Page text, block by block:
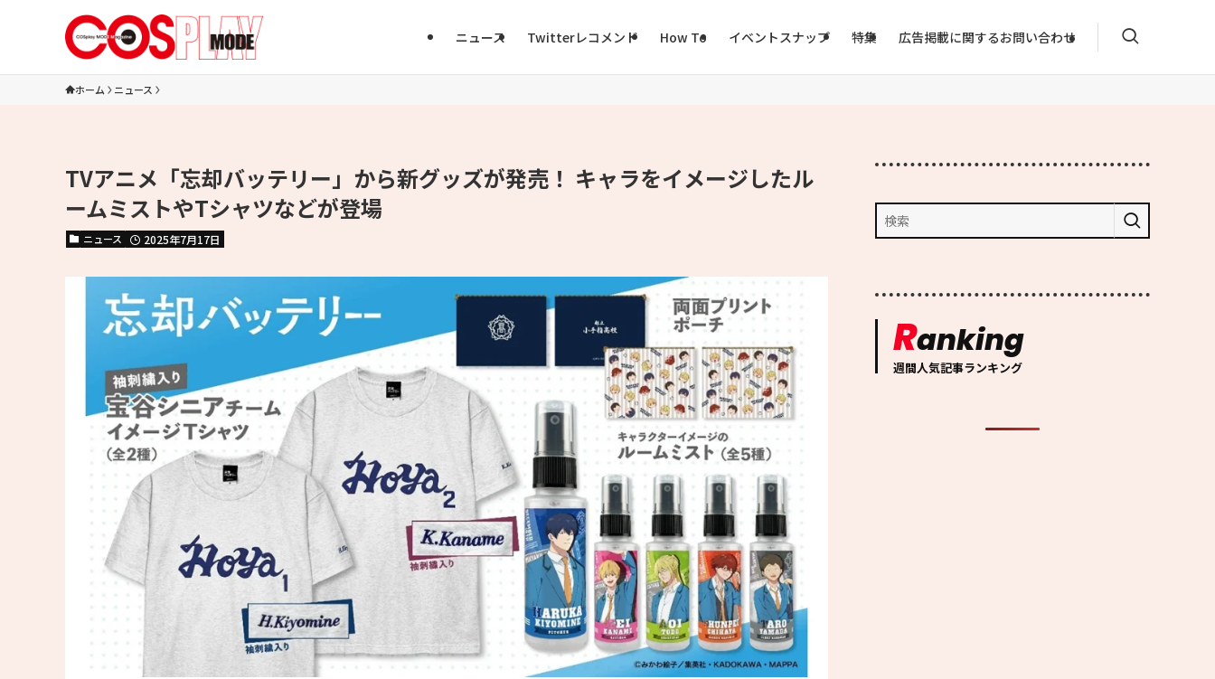
ニュース Twitterレコメンド How To イベントスナップ 特集 広告掲載に関するお問い合わせ
ホーム ニュース
TVアニメ「忘却バッテリー」から新グッズが発売！ キャラをイメージしたル
ームミストやTシャツなどが登場
ニュース 2025年7月17日
Ranking
週間人気記事ランキング